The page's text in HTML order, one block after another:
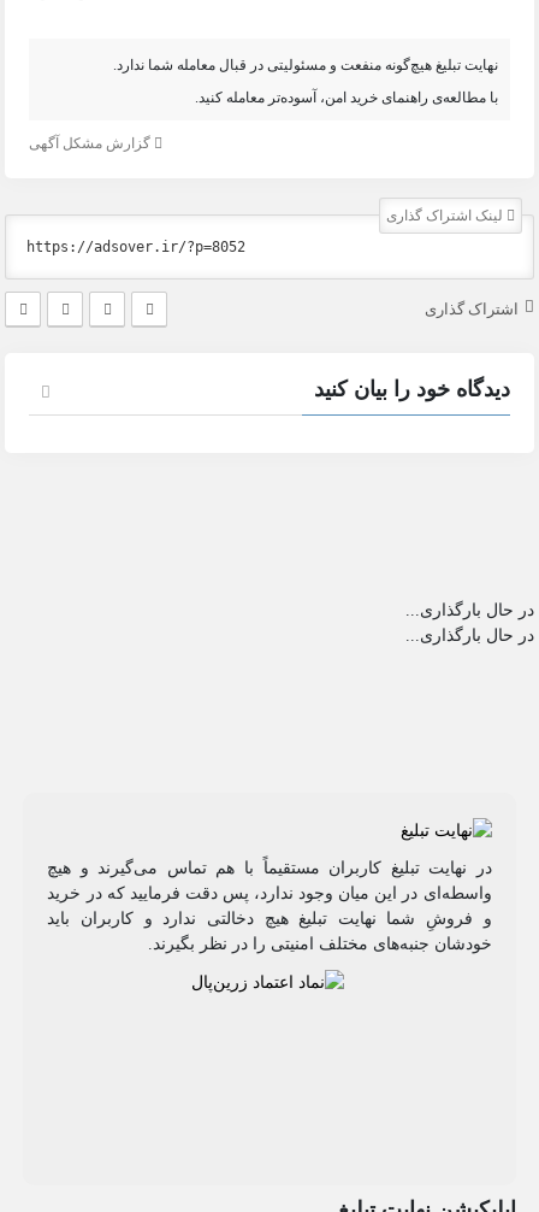
نهایت تبلیغ هیچ‌گونه منفعت و مسئولیتی در قبال معامله شما ندارد.
با مطالعه‌ی راهنمای خرید امن، آسوده‌تر معامله کنید.
گزارش مشکل آگهی
لینک اشتراک گذاری
اشتراک گذاری
دیدگاه خود را بیان کنید
در حال بارگذاری...
در حال بارگذاری...
در نهایت تبلیغ کاربران مستقیماً با هم تماس می‌گیرند و هیچ
واسطه‌ای در این میان وجود ندارد، پس دقت فرمایید که در خرید
و فروشِ شما نهایت تبلیغ هیچ دخالتی ندارد و کاربران باید
خودشان جنبه‌های مختلف امنیتی را در نظر بگیرند.